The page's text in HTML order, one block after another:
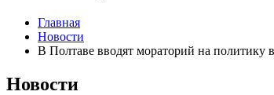
Главная
Новости
В Полтаве вводят мораторий на политику
Новости